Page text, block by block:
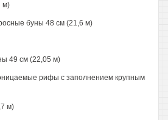
м)
буны 48 см (21,6 м)
49 см (22,05 м)
рифы с заполнением крупным
м)